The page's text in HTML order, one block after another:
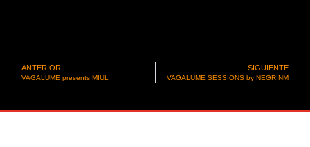
ANTERIOR
VAGALUME presents MIUL
SIGUIENTE
VAGALUME SESSIONS by NEGRINM